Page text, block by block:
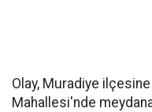
Olay, Muradiye
Mahallesi'nde